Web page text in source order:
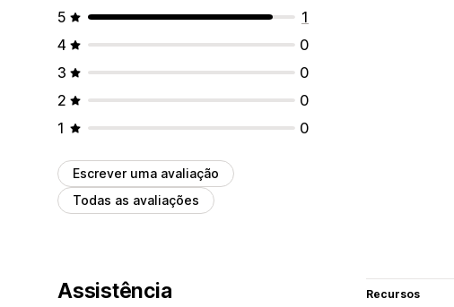
5
1
4
0
3
0
2
0
1
0
Escrever uma avaliação
Todas as avaliações
Assistência Recursos